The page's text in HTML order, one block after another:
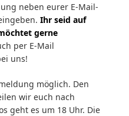
neben eurer E-Mail-
Ihr seid auf
gerne
per E-Mail
uns!
möglich. Den
wir euch nach
geht es um 18 Uhr. Die